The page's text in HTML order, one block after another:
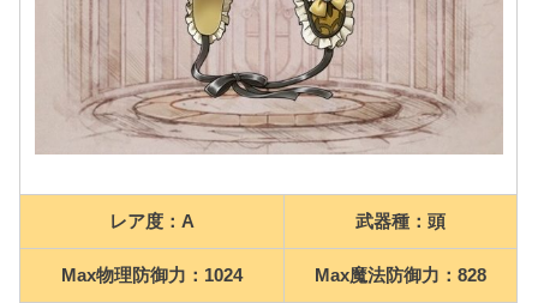
レア度：A 武器種：頭
Max物理防御力：1024 Max魔法防御力：828